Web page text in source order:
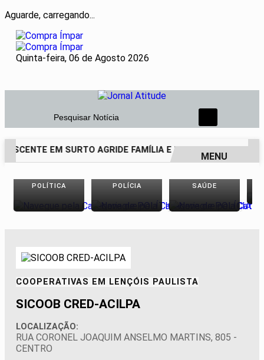
Aguarde, carregando...
Quinta-feira, 06 de Agosto 2026
Pesquisar Notícia
EM SURTO AGRIDE FAMÍLIA E DEIXA PAI DE 69
EM ALTA
MENU
POLÍTICA POLÍCIA SAÚDE
COOPERATIVAS EM LENÇÓIS PAULISTA
SICOOB CRED-ACILPA
LOCALIZAÇÃO:
RUA CORONEL JOAQUIM ANSELMO MARTINS, 805 -
CENTRO